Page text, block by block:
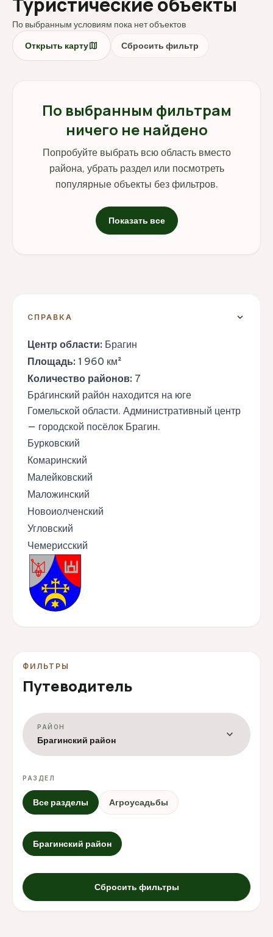
По выбранным условиям пока нет объектов
Открыть картуmap Сбросить фильтр
По выбранным фильтрам
ничего не найдено
Попробуйте выбрать всю область вместо
района, убрать раздел или посмотреть
популярные объекты без фильтров.
Показать все
СПРАВКА expand_more
Центр области: Брагин
Площадь: 1 960 км²
Количество районов: 7
Бра́гинский райо́н находится на юге
Гомельской области. Административный центр
— городской посёлок Брагин.
Бурковский
Комаринский
Малейковский
Маложинский
Новоиолченский
Угловский
Чемерисский
ФИЛЬТРЫ
Путеводитель
РАЙОН
Брагинский район expand_more
РАЗДЕЛ
Все разделы Агроусадьбы
Брагинский район
Сбросить фильтры